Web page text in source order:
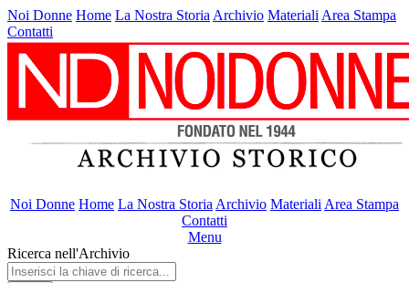
Noi Donne Home La Nostra Storia Archivio Materiali Area Stampa
Contatti
Noi Donne Home La Nostra Storia Archivio Materiali Area Stampa
Contatti
Menu
Ricerca nell'Archivio